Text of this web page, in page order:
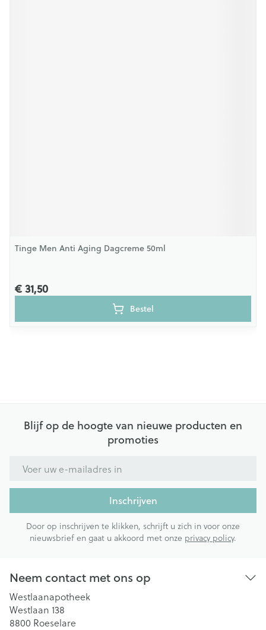
Tinge Men Anti Aging Dagcreme 50ml
€ 31,50
Bestel
Blijf op de hoogte van nieuwe producten en
promoties
Inschrijven
Door op inschrijven te klikken, schrijft u zich in voor onze
nieuwsbrief en gaat u akkoord met onze privacy policy.
Neem contact met ons op
Westlaanapotheek
Westlaan 138
8800 Roeselare